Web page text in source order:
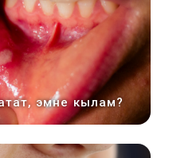
эмне кылам?